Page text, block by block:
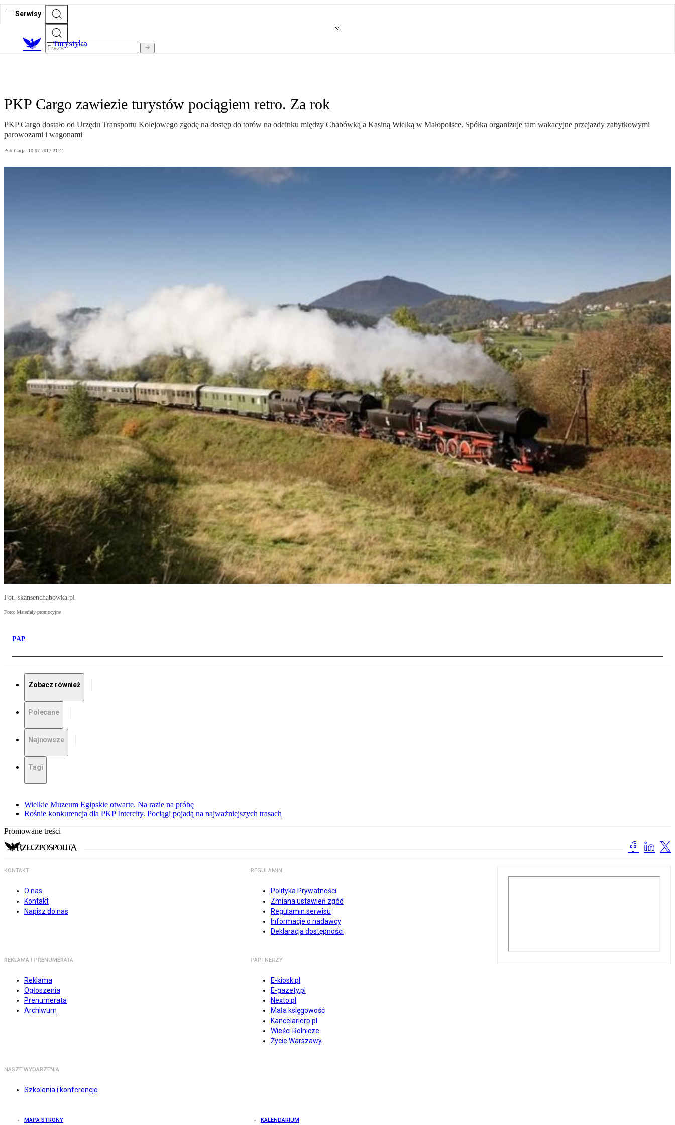
Serwisy
Turystyka
PKP Cargo zawiezie turystów pociągiem retro. Za rok
PKP Cargo dostało od Urzędu Transportu Kolejowego zgodę na dostęp do torów na odcinku między Chabówką a Kasiną Wielką w Małopolsce. Spółka organizuje tam wakacyjne przejazdy zabytkowymi
parowozami i wagonami
Publikacja: 10.07.2017 21:41
Fot. skansenchabowka.pl
Foto: Materiały promocyjne
PAP
Zobacz również
Polecane
Najnowsze
Tagi
Wielkie Muzeum Egipskie otwarte. Na razie na próbę
Rośnie konkurencja dla PKP Intercity. Pociągi pojadą na najważniejszych trasach
Promowane treści
KONTAKT
O nas
Kontakt
Napisz do nas
REGULAMIN
Polityka Prywatności
Zmiana ustawień zgód
Regulamin serwisu
Informacje o nadawcy
Deklaracja dostępności
REKLAMA I PRENUMERATA
Reklama
Ogłoszenia
Prenumerata
Archiwum
PARTNERZY
E-kiosk.pl
E-gazety.pl
Nexto.pl
Mała księgowość
Kancelarierp.pl
Wieści Rolnicze
Życie Warszawy
NASZE WYDARZENIA
Szkolenia i konferencje
MAPA STRONY KALENDARIUM